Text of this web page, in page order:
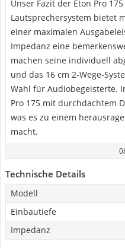
Unser Fazit der Eton Pro
Lautsprechersystem bietet
einer maximalen
Impedanz eine
machen seine individuell
und das 16 cm 2-Wege-
Wahl für Audiobegeisterte.
Pro 175 mit durchdachtem
was es zu einem
macht.
Technische Details
Modell
Einbautiefe
Impedanz